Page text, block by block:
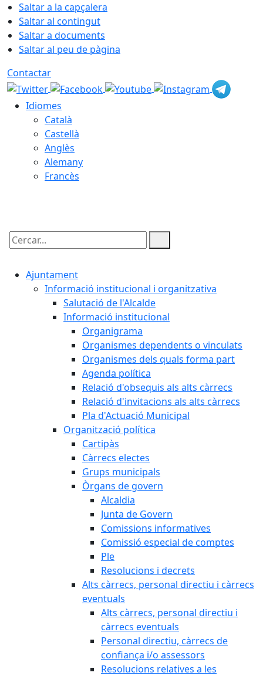
Saltar a la capçalera
Saltar al contingut
Saltar a documents
Saltar al peu de pàgina
Contactar
Idiomes
Català
Castellà
Anglès
Alemany
Francès
Cercar:
Ajuntament
Informació institucional i organitzativa
Salutació de l'Alcalde
Informació institucional
Organigrama
Organismes dependents o vinculats
Organismes dels quals forma part
Agenda política
Relació d'obsequis als alts càrrecs
Relació d'invitacions als alts càrrecs
Pla d'Actuació Municipal
Organització política
Cartipàs
Càrrecs electes
Grups municipals
Òrgans de govern
Alcaldia
Junta de Govern
Comissions informatives
Comissió especial de comptes
Ple
Resolucions i decrets
Alts càrrecs, personal directiu i càrrecs
eventuals
Alts càrrecs, personal directiu i
càrrecs eventuals
Personal directiu, càrrecs de
confiança i/o assessors
Resolucions relatives a les